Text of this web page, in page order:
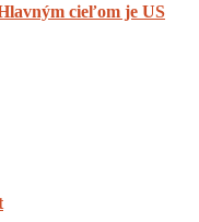
cieľom je US